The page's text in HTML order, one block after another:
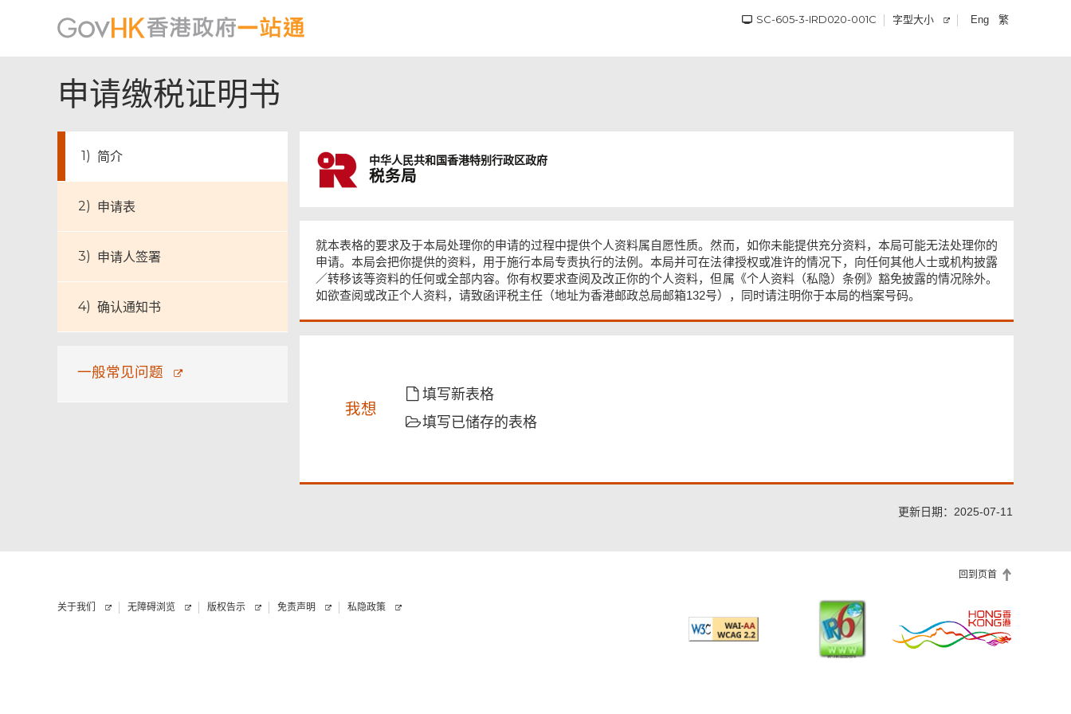
SC-605-3-IRD020-001C 字型大小 Eng 繁
申请缴税证明书
简介
申请表
申请人签署
确认通知书
一般常见问题
中华人民共和国香港特别行政区政府
税务局
就本表格的要求及于本局处理你的申请的过程中提供个人资料属自愿性质。然而，如你未能提供充分资料，本局可能无法处理你的
申请。本局会把你提供的资料，用于施行本局专责执行的法例。本局并可在法律授权或准许的情况下，向任何其他人士或机构披露
／转移该等资料的任何或全部内容。你有权要求查阅及改正你的个人资料，但属《个人资料（私隐）条例》豁免披露的情况除外。
如欲查阅或改正个人资料，请致函评税主任（地址为香港邮政总局邮箱132号），同时请注明你于本局的档案号码。
我想
填写新表格
填写已储存的表格
更新日期：2025-07-11
回到页首
菜
关于我们 无障碍浏览 版权告示 免责声明 私隐政策